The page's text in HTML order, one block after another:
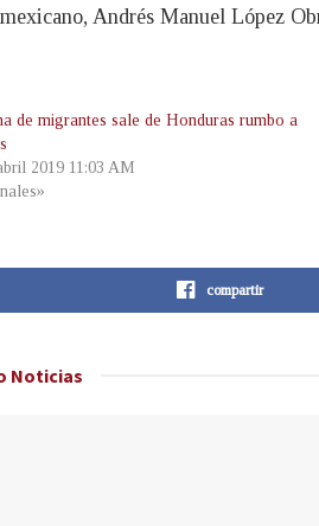
Andrés Manuel López
de migrantes sale de Honduras rumbo a
2019 11:03 AM
compartir
Noticias